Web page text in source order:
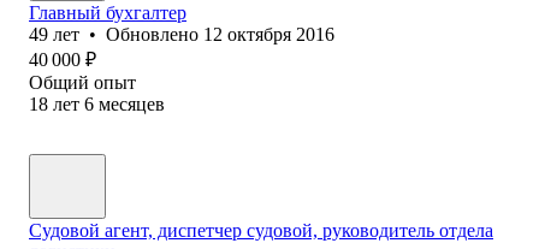
Главный бухгалтер
49 лет • Обновлено 12 октября 2016
40 000 ₽
Общий опыт
18 лет 6 месяцев
Судовой агент, диспетчер судовой, руководитель отдела